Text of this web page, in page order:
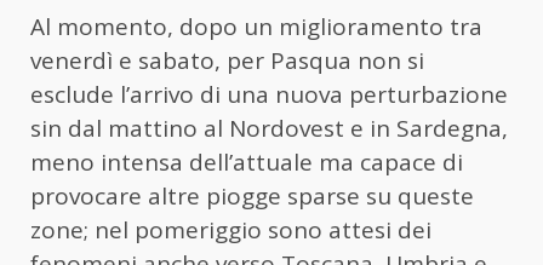
Al momento, dopo un miglioramento tra
venerdì e sabato, per Pasqua non si
esclude l’arrivo di una nuova perturbazione
sin dal mattino al Nordovest e in Sardegna,
meno intensa dell’attuale ma capace di
provocare altre piogge sparse su queste
zone; nel pomeriggio sono attesi dei